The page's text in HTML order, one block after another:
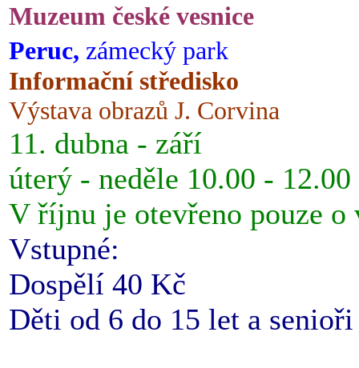
Muzeum české vesnice
Peruc, zámecký park
Informační středisko
Výstava obrazů J. Corvina
11. dubna - září
úterý - neděle 10.00 -
V říjnu je otevřeno pouze o
Vstupné:
Dospělí 40 Kč
Děti od 6 do 15 let a